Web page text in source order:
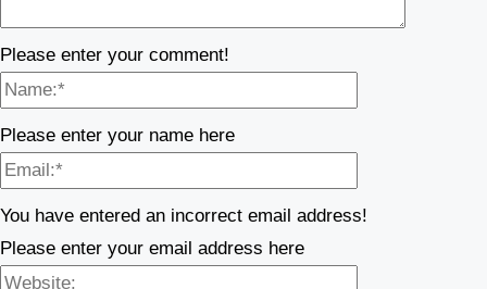
Please enter your comment!
Please enter your name here
You have entered an incorrect email address!
Please enter your email address here